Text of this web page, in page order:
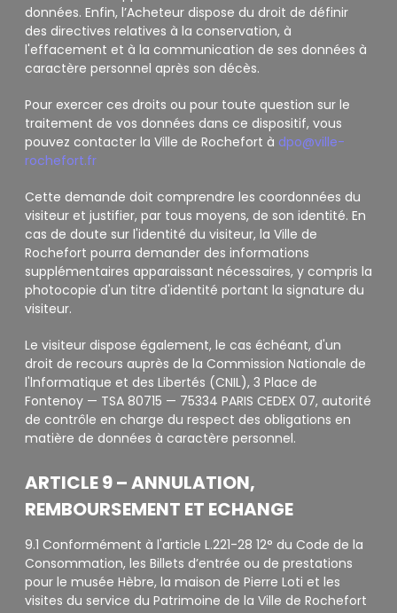
données. Enfin, l’Acheteur dispose du droit de définir
des directives relatives à la conservation, à
l'effacement et à la communication de ses données à
caractère personnel après son décès.
Pour exercer ces droits ou pour toute question sur le
traitement de vos données dans ce dispositif, vous
pouvez contacter la Ville de Rochefort à dpo@ville-
rochefort.fr
Cette demande doit comprendre les coordonnées du
visiteur et justifier, par tous moyens, de son identité. En
cas de doute sur l'identité du visiteur, la Ville de
Rochefort pourra demander des informations
supplémentaires apparaissant nécessaires, y compris la
photocopie d'un titre d'identité portant la signature du
visiteur.
Le visiteur dispose également, le cas échéant, d'un
droit de recours auprès de la Commission Nationale de
l'lnformatique et des Libertés (CNIL), 3 Place de
Fontenoy — TSA 80715 — 75334 PARIS CEDEX 07, autorité
de contrôle en charge du respect des obligations en
matière de données à caractère personnel.
ARTICLE 9 – ANNULATION,
REMBOURSEMENT ET ECHANGE
9.1 Conformément à l'article L.221-28 12° du Code de la
Consommation, les Billets d’entrée ou de prestations
pour le musée Hèbre, la maison de Pierre Loti et les
visites du service du Patrimoine de la Ville de Rochefort